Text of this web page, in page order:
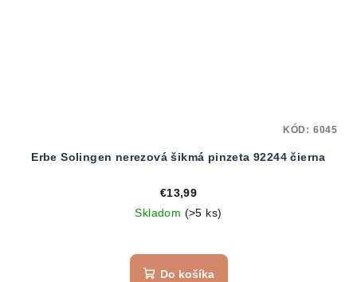
Erbe Solingen nerezová šikmá pinzeta 92244 čierna
€13,99
Skladom (>5 ks)
Do košíka
KÓD: 6045